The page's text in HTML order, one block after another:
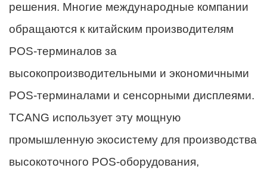
решения. Многие международные компании
обращаются к китайским производителям
POS-терминалов за
высокопроизводительными и экономичными
POS-терминалами и сенсорными дисплеями.
TCANG использует эту мощную
промышленную экосистему для производства
высокоточного POS-оборудования,